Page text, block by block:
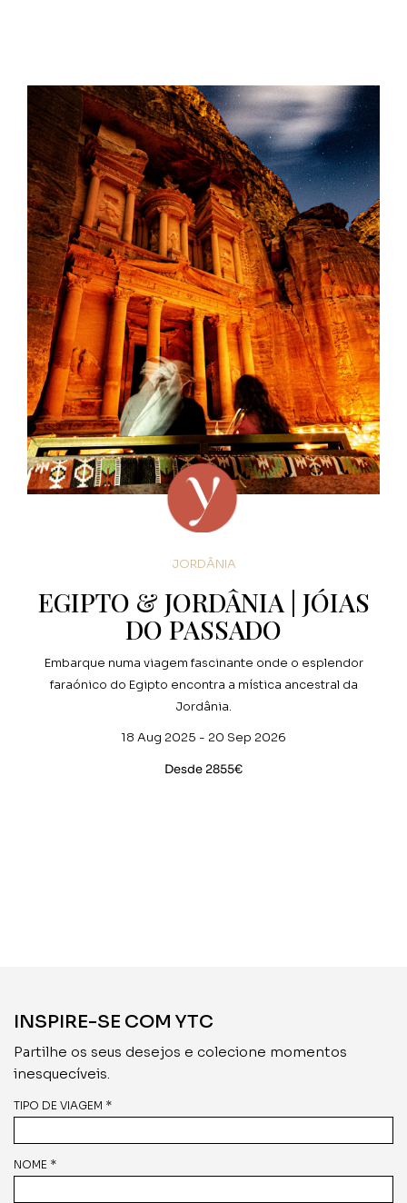
JORDÂNIA
EGIPTO & JORDÂNIA | JÓIAS
DO PASSADO
Embarque numa viagem fascinante onde o esplendor
faraónico do Egipto encontra a mística ancestral da
Jordânia.
18 Aug 2025 - 20 Sep 2026
Desde 2855€
INSPIRE-SE COM YTC
Partilhe os seus desejos e colecione momentos
inesquecíveis.
TIPO DE VIAGEM *
NOME *